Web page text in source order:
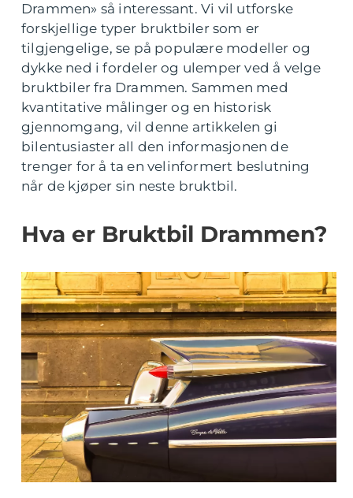
Drammen» så interessant. Vi vil utforske
forskjellige typer bruktbiler som er
tilgjengelige, se på populære modeller og
dykke ned i fordeler og ulemper ved å velge
bruktbiler fra Drammen. Sammen med
kvantitative målinger og en historisk
gjennomgang, vil denne artikkelen gi
bilentusiaster all den informasjonen de
trenger for å ta en velinformert beslutning
når de kjøper sin neste bruktbil.
Hva er Bruktbil Drammen?